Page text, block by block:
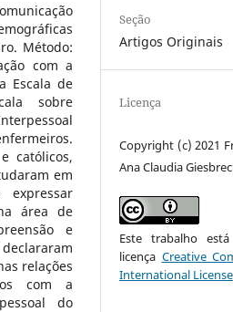
Método:
com a
Escala de
sobre
católicos,
em
área de
e
relações
com a
do
Seção
Artigos Originais
Licença
Copyright (c) 2021
Ana Claudia
Este trabalho
licença Creative
International License